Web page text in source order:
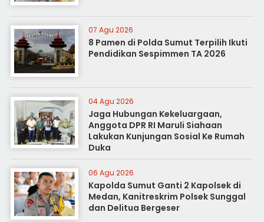
07 Agu 2026
8 Pamen di Polda Sumut Terpilih Ikuti
Pendidikan Sespimmen TA 2026
04 Agu 2026
Jaga Hubungan Kekeluargaan,
Anggota DPR RI Maruli Siahaan
Lakukan Kunjungan Sosial Ke Rumah
Duka
06 Agu 2026
Kapolda Sumut Ganti 2 Kapolsek di
Medan, Kanitreskrim Polsek Sunggal
dan Delitua Bergeser